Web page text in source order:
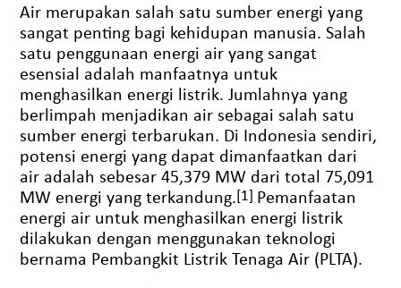
Air merupakan salah satu sumber energi yang
sangat penting bagi kehidupan manusia. Salah
satu penggunaan energi air yang sangat
esensial adalah manfaatnya untuk
menghasilkan energi listrik. Jumlahnya yang
berlimpah menjadikan air sebagai salah satu
sumber energi terbarukan. Di Indonesia sendiri,
potensi energi yang dapat dimanfaatkan dari
air adalah sebesar 45,379 MW dari total 75,091
MW energi yang terkandung.[1] Pemanfaatan
energi air untuk menghasilkan energi listrik
dilakukan dengan menggunakan teknologi
bernama Pembangkit Listrik Tenaga Air (PLTA).